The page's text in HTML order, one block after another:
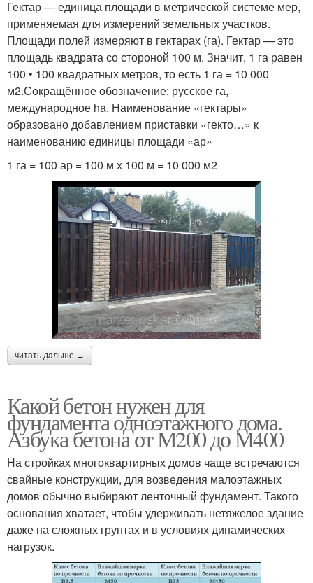
Гектар — единица площади в метрической системе мер,
применяемая для измерений земельных участков.
Площади полей измеряют в гектарах (га). Гектар — это
площадь квадрата со стороной 100 м. Значит, 1 га равен
100 • 100 квадратных метров, то есть 1 га = 10 000
м2.Сокращённое обозначение: русское га,
международное ha. Наименование «гектары»
образовано добавлением приставки «гекто…» к
наименованию единицы площади «ар»
1 га = 100 ар = 100 м х 100 м = 10 000 м2
читать дальше →
Какой бетон нужен для
фундамента одноэтажного дома.
Азбука бетона от М200 до М400
На стройках многоквартирных домов чаще встречаются
свайные конструкции, для возведения малоэтажных
домов обычно выбирают ленточный фундамент. Такого
основания хватает, чтобы удерживать нетяжелое здание
даже на сложных грунтах и в условиях динамических
нагрузок.